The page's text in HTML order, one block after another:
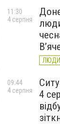
ЛЮДИ
11:30
4 серпня
4
09:44
4 серпня